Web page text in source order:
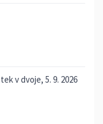
v dvoje, 5. 9. 2026